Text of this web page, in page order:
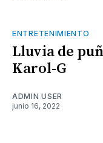
ENTRETENIMIENTO
Lluvia de
Karol-G
ADMIN USER
junio 16, 2022